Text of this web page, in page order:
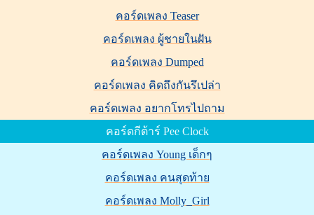
คอร์ดเพลง Teaser
คอร์ดเพลง ผู้ชายในฝัน
คอร์ดเพลง Dumped
คอร์ดเพลง คิดถึงกันรึเปล่า
คอร์ดเพลง อยากโทรไปถาม
คอร์ดกีต้าร์ Pee Clock
คอร์ดเพลง Young เด็กๆ
คอร์ดเพลง คนสุดท้าย
คอร์ดเพลง Molly_Girl